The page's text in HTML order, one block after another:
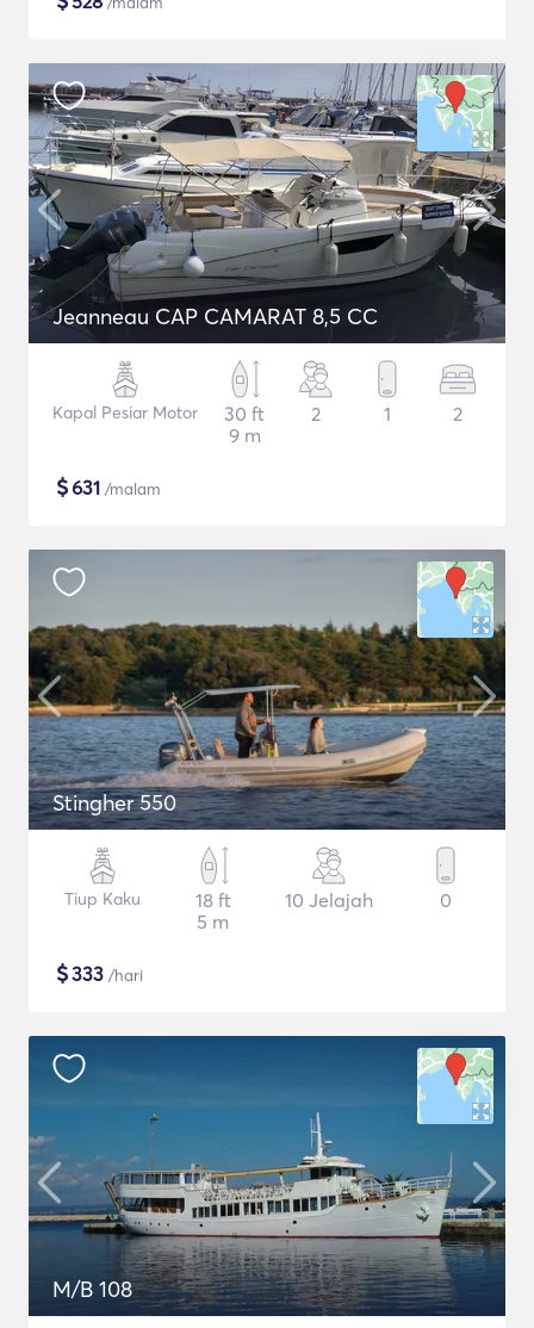
Jeanneau CAP CAMARAT 8,5 CC
Kapal Pesiar Motor
30 ft
9 m
2 1 2
$631 /malam
Stingher 550
Tiup Kaku
18 ft
5 m
10 Jelajah 0
$333 /hari
M/B 108